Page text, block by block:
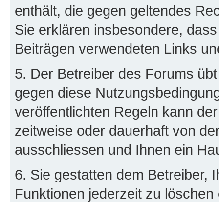
enthält, die gegen geltendes
Sie erklären insbesondere,
Beiträgen verwendeten Links
5. Der Betreiber des Forums
gegen diese
veröffentlichten Regeln kann
zeitweise oder dauerhaft von
ausschliessen und Ihnen ein
6. Sie gestatten dem Betreiber,
Funktionen jederzeit zu